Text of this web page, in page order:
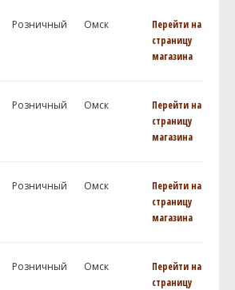
Розничный Омск
Перейти на
страницу
магазина
Розничный Омск
Перейти на
страницу
магазина
Розничный Омск
Перейти на
страницу
магазина
Розничный Омск
Перейти на
страницу